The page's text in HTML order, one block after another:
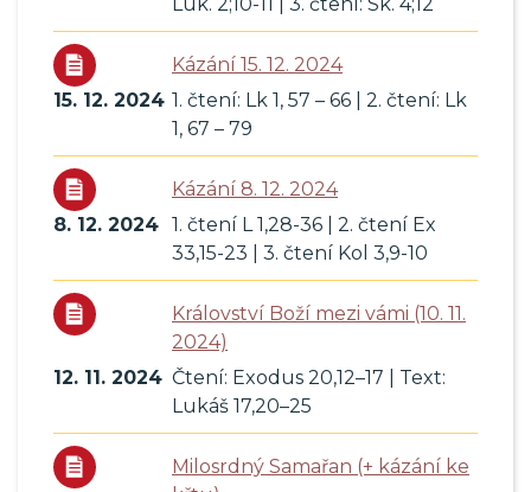
Kázání 15. 12. 2024
15. 12. 2024 1. čtení: Lk 1, 57 – 66 | 2. čtení: Lk
1, 67 – 79
Kázání 8. 12. 2024
8. 12. 2024 1. čtení L 1,28-36 | 2. čtení Ex
33,15-23 | 3. čtení Kol 3,9-10
Království Boží mezi vámi (10. 11.
2024)
12. 11. 2024 Čtení: Exodus 20,12–17 | Text:
Lukáš 17,20–25
Milosrdný Samařan (+ kázání ke